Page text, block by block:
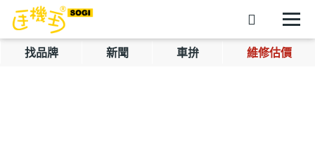
找品牌 新聞 車拚 維修估價